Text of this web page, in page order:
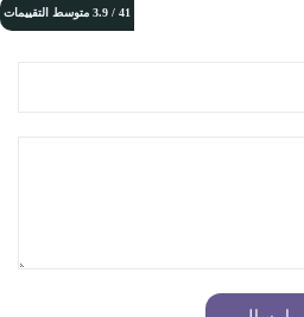
41 /
3.9 متوسط التقييمات